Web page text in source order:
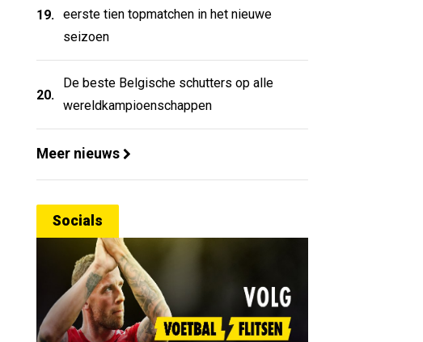
19.
eerste tien topmatchen in het nieuwe
seizoen
20.
De beste Belgische schutters op alle
wereldkampioenschappen
Meer nieuws
Socials